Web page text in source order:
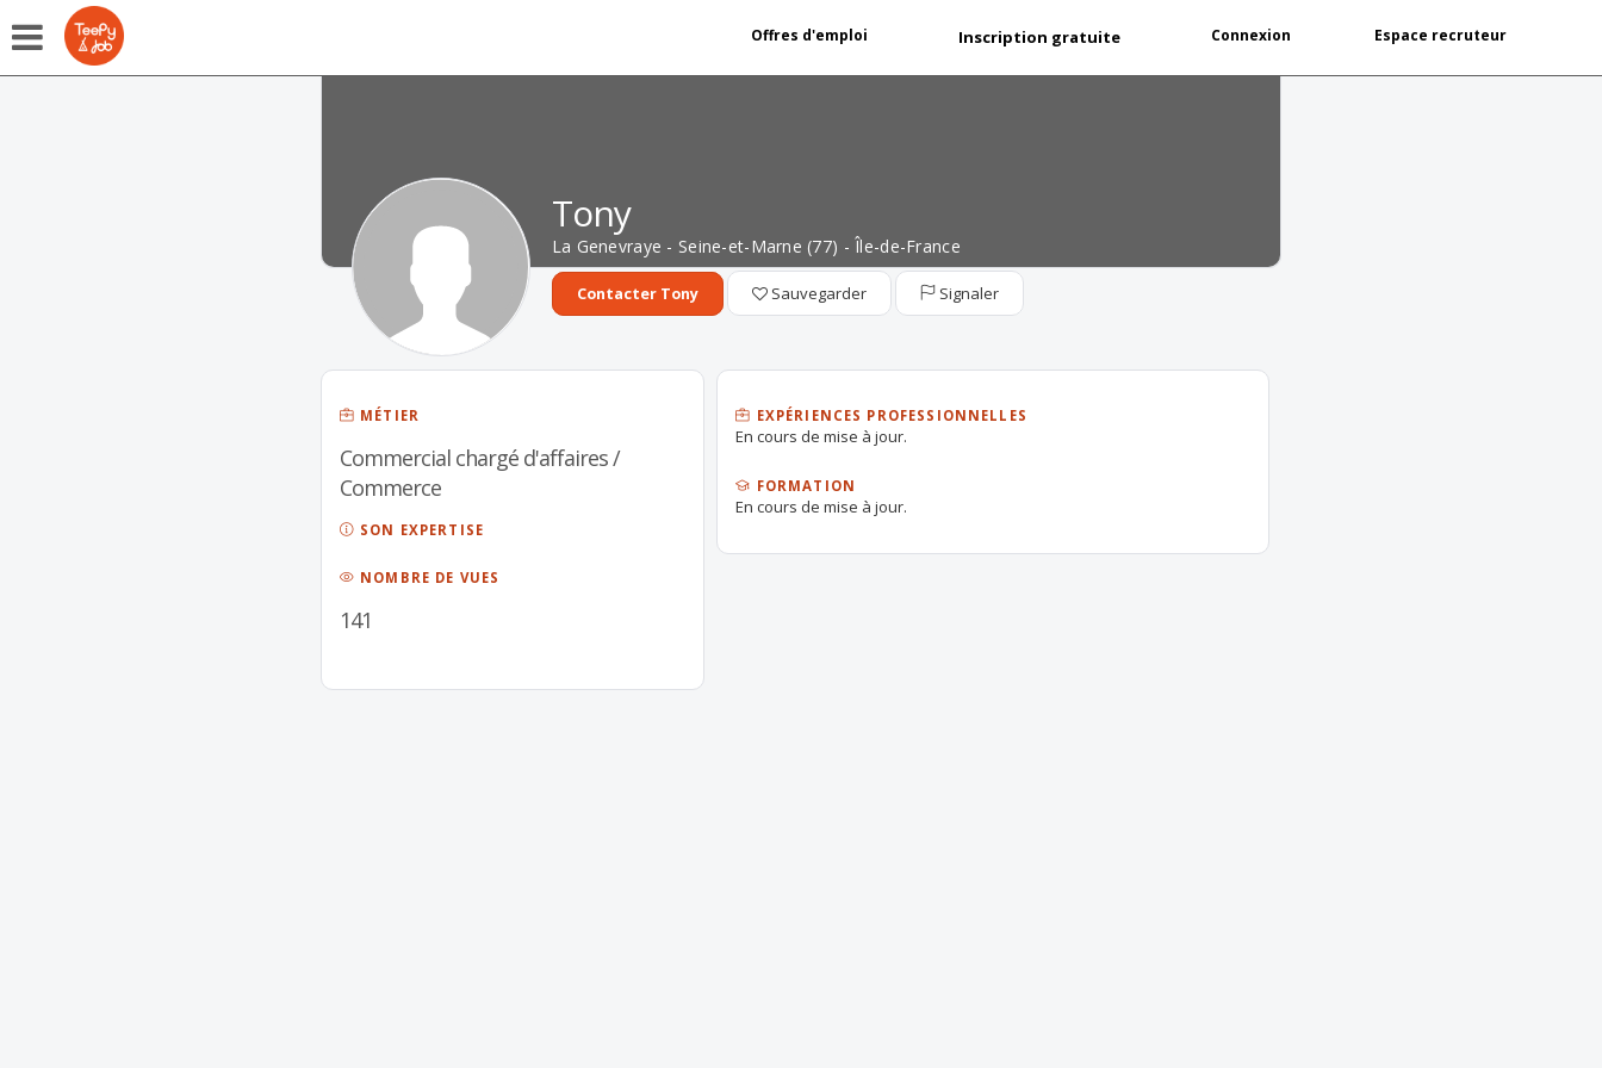
Offres d'emploi Inscription gratuite Connexion Espace recruteur
Tony
La Genevraye - Seine-et-Marne (77) - Île-de-France
Contacter Tony Sauvegarder Signaler
MÉTIER
Commercial chargé d'affaires /
Commerce
SON EXPERTISE
NOMBRE DE VUES
141
EXPÉRIENCES PROFESSIONNELLES
En cours de mise à jour.
FORMATION
En cours de mise à jour.